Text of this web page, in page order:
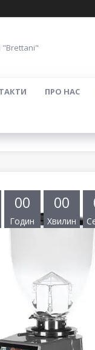
"Brettani"
ПРО НАС
00
Годин
00
Хвилин